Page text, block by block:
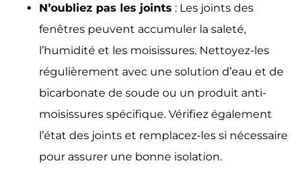
N’oubliez pas les joints :Les joints des
fenêtres peuvent accumuler la saleté,
l’humidité et les moisissures. Nettoyez-les
régulièrement avec une solution d’eau et de
bicarbonate de soude ou un produit anti-
moisissures spécifique. Vérifiez également
l’état des joints et remplacez-les si nécessaire
pour assurer une bonne isolation.